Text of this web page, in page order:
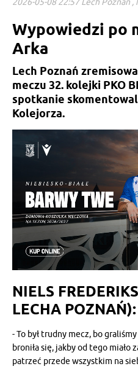
Wypowiedzi po
Arka
Lech Poznań
meczu 32. kolejki PKO
spotkanie
Kolejorza.
NIELS
LECHA POZNAŃ):
- To był trudny mecz, bo
broniła się, jakby od tego miało
patrzeć przede wszystkim na